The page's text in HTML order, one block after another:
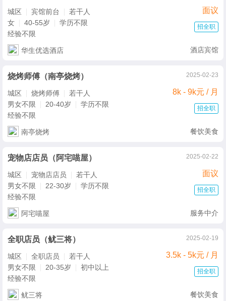
面议
城区 宾馆前台
若干人
女
40-55岁
学历不限
经验不限
招全职
华生优选酒店 酒店宾馆
烧烤师傅（南亭烧烤） 2025-02-23
8k - 9k元 / 月
城区 烧烤师傅
若干人
男女不限
20-40岁
学历不限
经验不限
招全职
南亭烧烤 餐饮美食
宠物店店员（阿宅喵屋） 2025-02-22
面议
城区 宠物店店员
若干人
男女不限
22-30岁
学历不限
经验不限
招全职
阿宅喵屋 服务中介
全职店员（鱿三将） 2025-02-19
3.5k - 5k元 / 月
城区 全职店员
若干人
男女不限
20-35岁
初中以上
经验不限
招全职
鱿三将 餐饮美食